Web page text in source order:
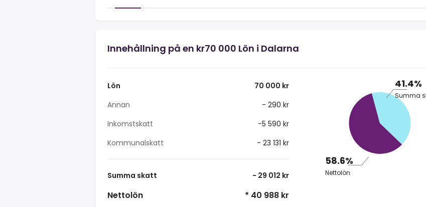
Innehållning på en kr70 000 Lön i Dalarna
Lön
70 000 kr
Annan
- 290 kr
Inkomstskatt
-5 590 kr
Kommunalskatt
- 23 131 kr
Summa skatt - 29 012 kr
Nettolön * 40 988 kr
41.4%
58.6%
Nettolön